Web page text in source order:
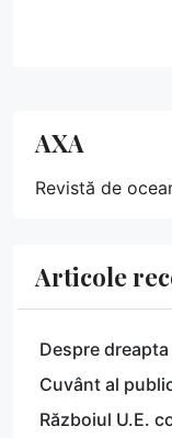
AXA
Revistă de
Articole
Despre
Cuvânt al
Războiul U.E.